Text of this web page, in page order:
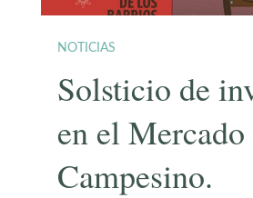
NOTICIAS
Solsticio de
en el Mercado
Campesino.